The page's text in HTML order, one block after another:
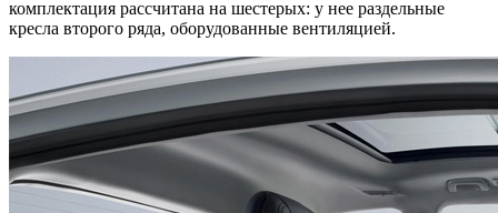
комплектация рассчитана на шестерых: у нее раздельные
кресла второго ряда, оборудованные вентиляцией.